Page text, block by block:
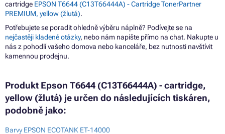
cartridge EPSON T6644 (C13T66444A) - Cartridge TonerPartner
PREMIUM, yellow (žlutá).
Potřebujete se poradit ohledně výběru náplně? Podívejte se na
nejčastěji kladené otázky, nebo nám napište přímo na chat. Nakupte u
nás z pohodlí vašeho domova nebo kanceláře, bez nutnosti navštívit
kamennou prodejnu.
Produkt Epson T6644 (C13T66444A) - cartridge,
yellow (žlutá) je určen do následujících tiskáren,
podobně jako:
Barvy EPSON ECOTANK ET-14000